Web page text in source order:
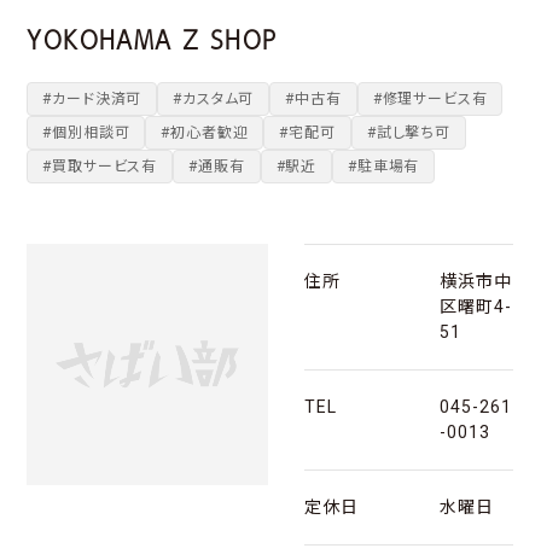
サバイバルゲーム サバゲー豆知識
YOKOHAMA Z SHOP
#カード決済可 #カスタム可 #中古有
#修理サービス有
#個別相談可
#初心者歓迎 #宅配可
#試し撃ち可
#買取サービス有
#通販有 #駅近 #駐車場有
住所
横浜市中
区曙町4-
51
TEL
045-261
-0013
定休日 水曜日